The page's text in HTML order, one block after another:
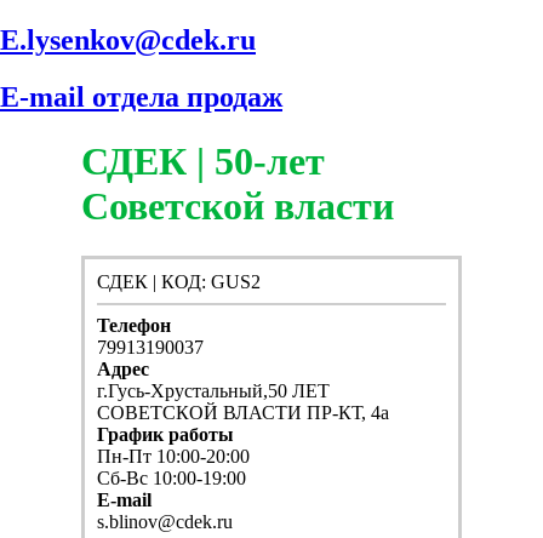
E.lysenkov@cdek.ru
E-mail отдела продаж
СДЕК | 50-лет
Советской власти
СДЕК | КОД: GUS2
Телефон
79913190037
Адрес
г.Гусь-Хрустальный,50 ЛЕТ
СОВЕТСКОЙ ВЛАСТИ ПР-КТ, 4а
График работы
Пн-Пт 10:00-20:00
Сб-Вс 10:00-19:00
E-mail
s.blinov@cdek.ru